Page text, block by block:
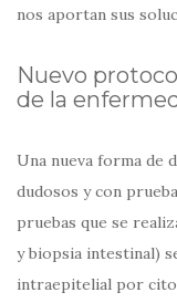
nos aportan sus
Nuevo
de la
Una nueva forma de
dudosos y con
pruebas que se
y biopsia intestinal)
intraepitelial por